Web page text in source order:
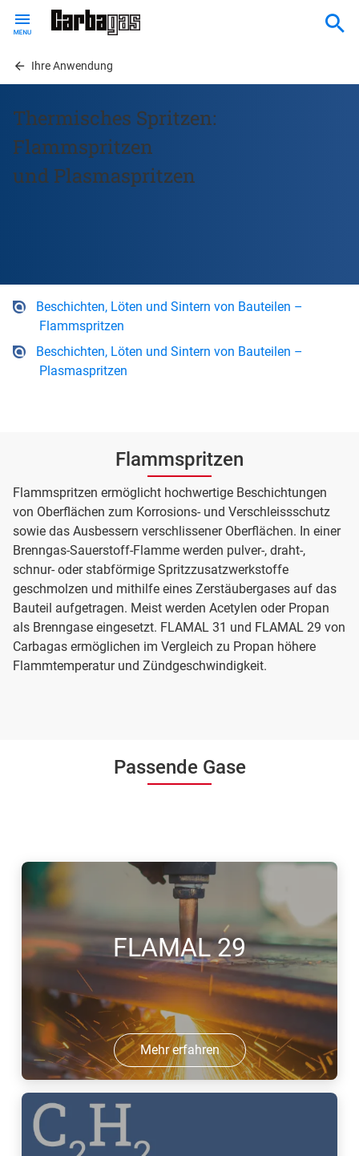
contentIhre Anwendung
Thermisches Spritzen:
Flammspritzen
und Plasmaspritzen
Beschichten, Löten und Sintern von Bauteilen –
Flammspritzen
Beschichten, Löten und Sintern von Bauteilen –
Plasmaspritzen
Flammspritzen
Flammspritzen ermöglicht hochwertige Beschichtungen
von Oberflächen zum Korrosions- und Verschleissschutz
sowie das Ausbessern verschlissener Oberflächen. In einer
Brenngas-Sauerstoff-Flamme werden pulver-, draht-,
schnur- oder stabförmige Spritzzusatzwerkstoffe
geschmolzen und mithilfe eines Zerstäubergases auf das
Bauteil aufgetragen. Meist werden Acetylen oder Propan
als Brenngase eingesetzt. FLAMAL 31 und FLAMAL 29 von
Carbagas ermöglichen im Vergleich zu Propan höhere
Flammtemperatur und Zündgeschwindigkeit.
Passende Gase
FLAMAL 29
Mehr erfahren